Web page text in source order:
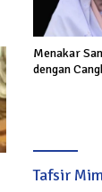
Menakar
dengan
Tafsir